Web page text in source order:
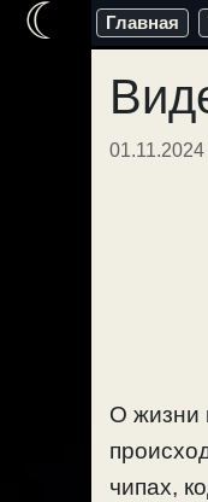
Перейти
содержимому
Главная
01.11.2024
О жизни
чипах,
☾